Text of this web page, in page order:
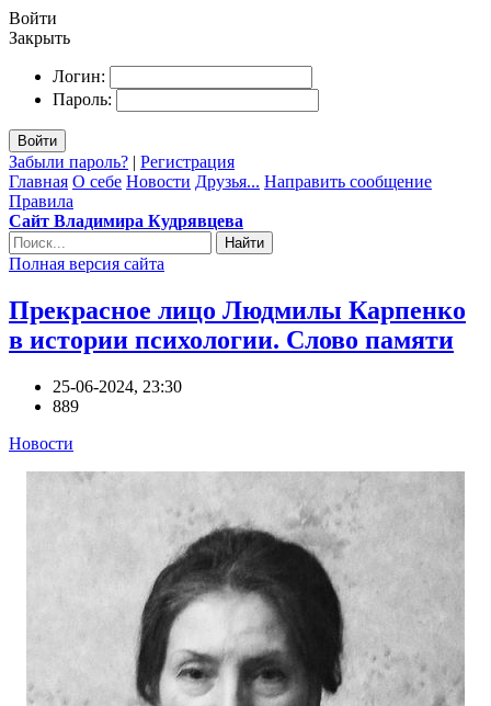
Войти
Закрыть
Логин:
Пароль:
Войти
Забыли пароль? | Регистрация
Главная О себе Новости Друзья... Направить сообщение
Правила
Сайт Владимира Кудрявцева
Найти
Полная версия сайта
Прекрасное лицо Людмилы Карпенко
в истории психологии. Слово памяти
25-06-2024, 23:30
889
Новости